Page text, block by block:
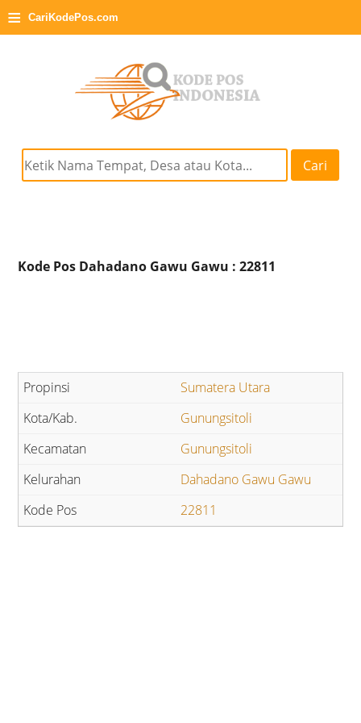
≡ CariKodePos.com
Cari
Kode Pos Dahadano Gawu Gawu : 22811
Sumatera Utara
Gunungsitoli
Gunungsitoli
Dahadano Gawu Gawu
22811